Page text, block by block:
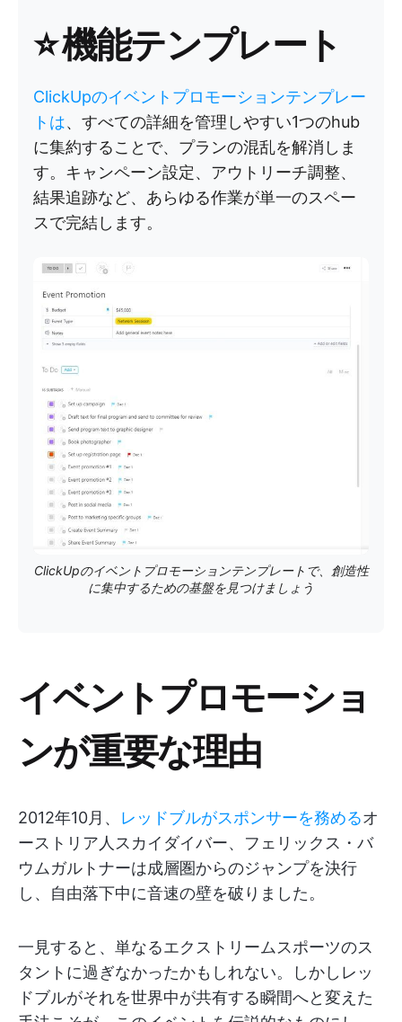
⭐ 機能テンプレート
ClickUpのイベントプロモーションテンプレー
トは、すべての詳細を管理しやすい1つのhub
に集約することで、プランの混乱を解消しま
す。キャンペーン設定、アウトリーチ調整、
結果追跡など、あらゆる作業が単一のスペー
スで完結します。
ClickUpのイベントプロモーションテンプレートで、創造性
に集中するための基盤を見つけましょう
イベントプロモーショ
ンが重要な理由
2012年10月、 レッドブルがスポンサーを務めるオ
ーストリア人スカイダイバー、フェリックス・バ
ウムガルトナーは成層圏からのジャンプを決行
し、自由落下中に音速の壁を破りました。
一見すると、単なるエクストリームスポーツのス
タントに過ぎなかったかもしれない。しかしレッ
ドブルがそれを世界中が共有する瞬間へと変えた